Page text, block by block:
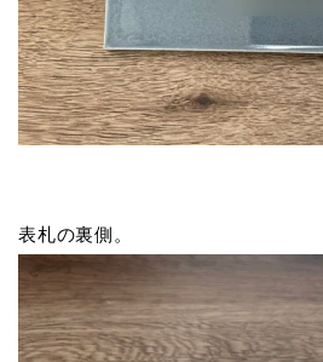
表札の裏側。